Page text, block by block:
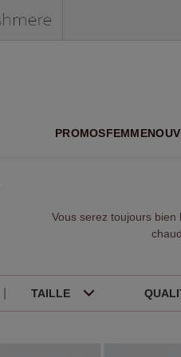
PROMOSFEMME
Vous serez toujours
TAILLE